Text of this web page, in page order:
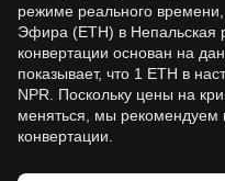
режиме реального
Эфира (ETH) в Непальская
конвертации основан на
показывает, что 1 ETH в
NPR. Поскольку цены на
меняться, мы рекомендуем
конвертации.